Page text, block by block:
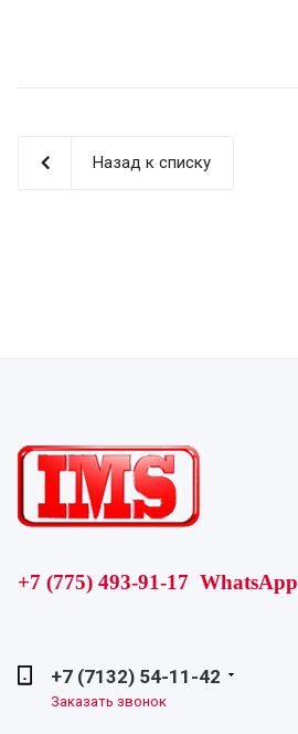
Назад к списку
+7 (775) 493-91-17 WhatsApp
+7 (7132) 54-11-42
Заказать звонок